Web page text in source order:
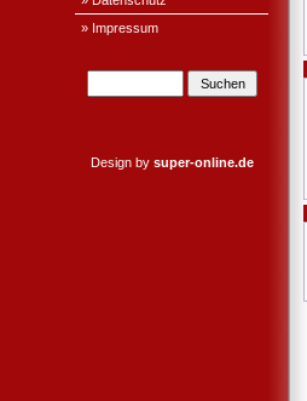
» Impressum
Design by super-online.de